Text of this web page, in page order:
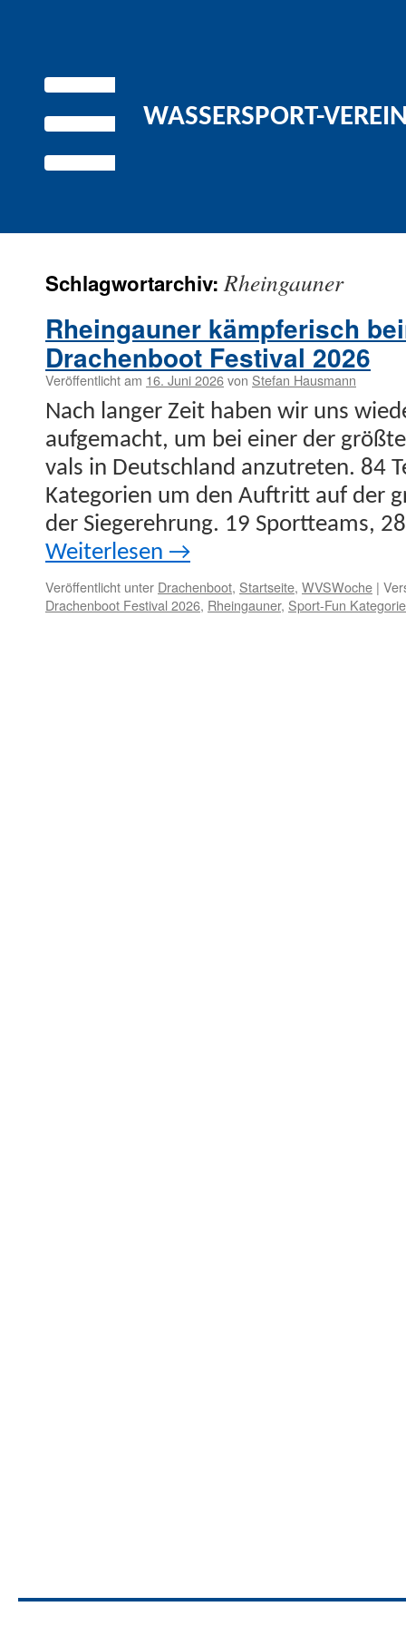
WASSERSPORT-
Schlagwortarchiv:Rheingauner
Rheingauner kämpferisch
Drachenboot Festival 2026
Veröffentlicht am 16. Juni 2026von Stefan Hausmann
Nach langer Zeit haben wir uns
aufgemacht, um bei ein­er der
vals in Deutsch­land anzutreten. 84
Kat­e­gorien um den Auftritt auf der
der Siegerehrung. 19 Sport­teams,
Weit­er­lesen →
Veröffentlicht unter Drachenboot, Startseite, WVSWoche |
Drachenboot Festival 2026, Rheingauner, Sport-Fun Kategorie